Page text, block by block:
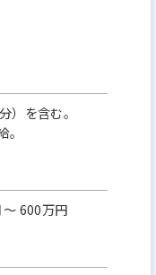
）を含む。
600万円